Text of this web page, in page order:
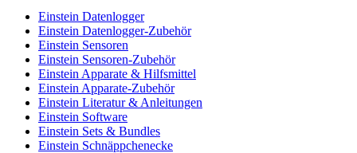
Einstein Datenlogger
Einstein Datenlogger-Zubehör
Einstein Sensoren
Einstein Sensoren-Zubehör
Einstein Apparate & Hilfsmittel
Einstein Apparate-Zubehör
Einstein Literatur & Anleitungen
Einstein Software
Einstein Sets & Bundles
Einstein Schnäppchenecke